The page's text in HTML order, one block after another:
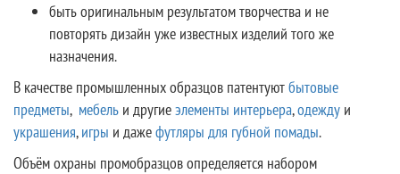
быть оригинальным результатом творчества и не
повторять дизайн уже известных изделий того же
назначения.
В качестве промышленных образцов патентуютбытовые
предметы, мебель и другиеэлементы интерьера,одежду и
украшения,игры и дажефутляры для губной помады.
Объём охраны промобразцов определяется набором